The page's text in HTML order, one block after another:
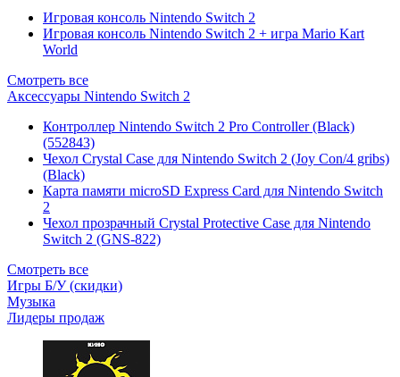
Игровая консоль Nintendo Switch 2
Игровая консоль Nintendo Switch 2 + игра Mario Kart
World
Смотреть все
Аксессуары Nintendo Switch 2
Контроллер Nintendo Switch 2 Pro Controller (Black)
(552843)
Чехол Сrystal Сase для Nintendo Switch 2 (Joy Con/4 gribs)
(Black)
Карта памяти microSD Express Card для Nintendo Switch
2
Чехол прозрачный Crystal Protective Case для Nintendo
Switch 2 (GNS-822)
Смотреть все
Игры Б/У (скидки)
Музыка
Лидеры продаж